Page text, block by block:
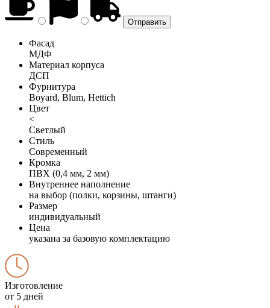
Фасад
МДФ
Материал корпуса
ДСП
Фурнитура
Boyard, Blum, Hettich
Цвет
<
Светлый
Стиль
Современный
Кромка
ПВХ (0,4 мм, 2 мм)
Внутреннее наполнение
на выбор (полки, корзины, штанги)
Размер
индивидуальный
Цена
указана за базовую комплектацию
Изготовление
от 5 дней